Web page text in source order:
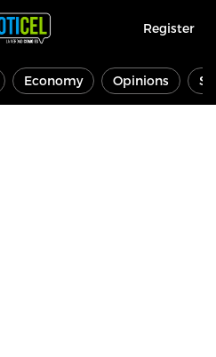
Register
Economy Opinions